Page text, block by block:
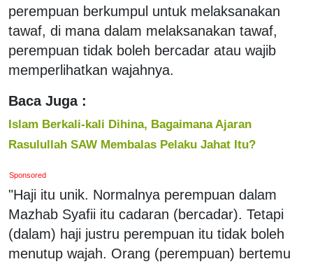
perempuan berkumpul untuk melaksanakan
tawaf, di mana dalam melaksanakan tawaf,
perempuan tidak boleh bercadar atau wajib
memperlihatkan wajahnya.
Baca Juga :
Islam Berkali-kali Dihina, Bagaimana Ajaran
Rasulullah SAW Membalas Pelaku Jahat Itu?
Sponsored
"Haji itu unik. Normalnya perempuan dalam
Mazhab Syafii itu cadaran (bercadar). Tetapi
(dalam) haji justru perempuan itu tidak boleh
menutup wajah. Orang (perempuan) bertemu